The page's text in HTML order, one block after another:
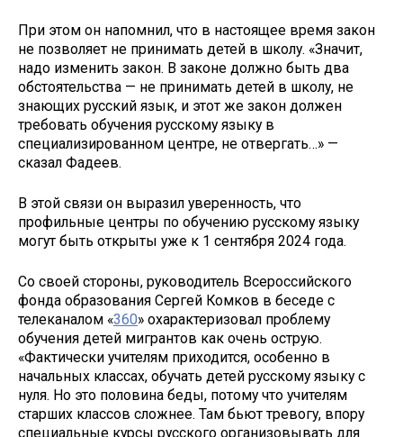
При этом он напомнил, что в настоящее время закон
не позволяет не принимать детей в школу. «Значит,
надо изменить закон. В законе должно быть два
обстоятельства — не принимать детей в школу, не
знающих русский язык, и этот же закон должен
требовать обучения русскому языку в
специализированном центре, не отвергать…» —
сказал Фадеев.
В этой связи он выразил уверенность, что
профильные центры по обучению русскому языку
могут быть открыты уже к 1 сентября 2024 года.
Со своей стороны, руководитель Всероссийского
фонда образования Сергей Комков в беседе с
телеканалом «360» охарактеризовал проблему
обучения детей мигрантов как очень острую.
«Фактически учителям приходится, особенно в
начальных классах, обучать детей русскому языку с
нуля. Но это половина беды, потому что учителям
старших классов сложнее. Там бьют тревогу, впору
специальные курсы русского организовывать для